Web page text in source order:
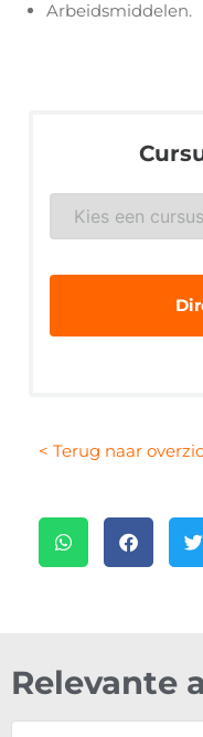
Arbeidsmiddelen.
< Terug naar
Relevante